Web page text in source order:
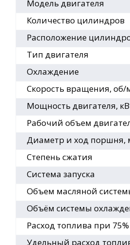
Модель двигателя
Количество цилиндров
Расположение
Тип двигателя
Охлаждение
Скорость вращения,
Мощность двигателя,
Рабочий объем
Диаметр и ход поршня,
Степень сжатия
Система запуска
Объем масляной
Объём системы
Расход топлива при
Удельный расход